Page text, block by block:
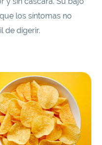
los síntomas no
de digerir.